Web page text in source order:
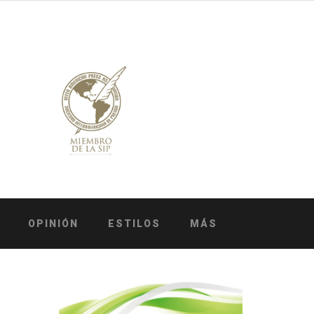
OPINIÓN ESTILOS MÁS